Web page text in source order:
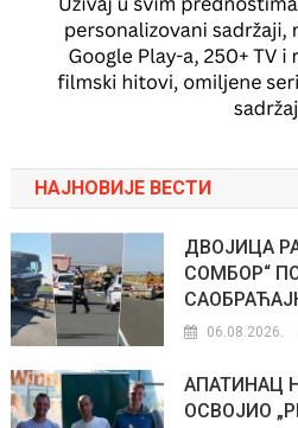
НАЈНОВИЈЕ ВЕСТИ
ДВОЈИЦА
СОМБОР“
06.08.2026.
АПАТИНАЦ
ОСВОЈИО